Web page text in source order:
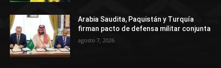
Arabia Saudita, Paquistán y Turquía
firman pacto de defensa militar conjunta
agosto 7, 2026